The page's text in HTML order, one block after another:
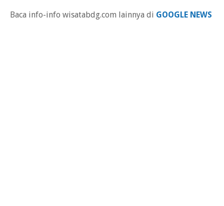
Baca info-info wisatabdg.com lainnya di GOOGLE NEWS